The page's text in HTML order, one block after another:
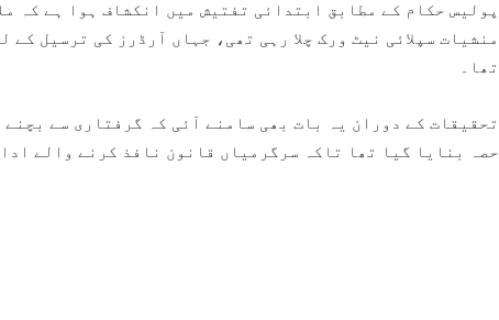
پولیس حکام کے مطابق ابتدائی تفتیش میں انکشاف ہوا ہے کہ
منشیات سپلائی نیٹ ورک چلا رہی تھی، جہاں آرڈرز کی ترسیل
تھا۔
تحقیقات کے دوران یہ بات بھی سامنے آئی کہ گرفتاری سے
حصہ بنایا گیا تھا تاکہ سرگرمیاں قانون نافذ کرنے والے